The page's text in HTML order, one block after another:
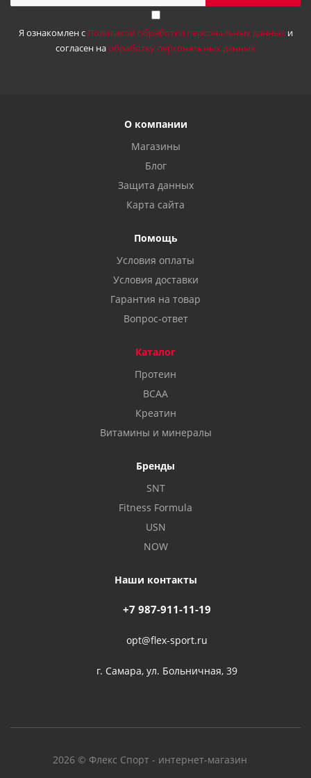
Я ознакомлен с Политикой обработки персональных данныхи
согласен наобработку персональных данных
О компании
Магазины
Блог
Защита данных
Карта сайта
Помощь
Условия оплаты
Условия доставки
Гарантия на товар
Вопрос-ответ
Каталог
Протеин
BCAA
Креатин
Витамины и минералы
Бренды
SNT
Fitness Formula
USN
NOW
Наши контакты
+7 987-911-11-19
opt@flex-sport.ru
г. Самара, ул. Больничная, 39
2026 © Флекс Спорт - интернет-магазин